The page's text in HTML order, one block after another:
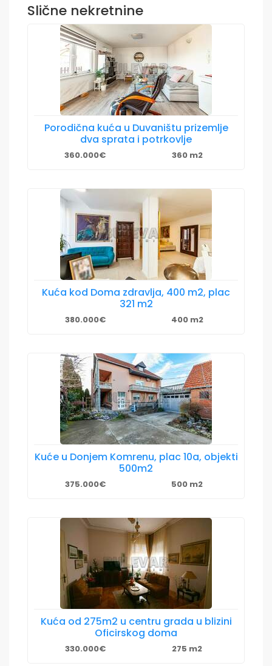
Slične nekretnine
Porodična kuća u Duvaništu prizemlje
dva sprata i potrkovlje
360.000€ 360 m2
Kuća kod Doma zdravlja, 400 m2, plac
321 m2
380.000€ 400 m2
Kuće u Donjem Komrenu, plac 10a, objekti
500m2
375.000€ 500 m2
Kuća od 275m2 u centru grada u blizini
Oficirskog doma
330.000€ 275 m2